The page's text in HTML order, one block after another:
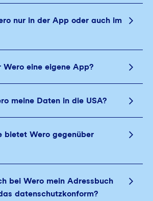
nur in der App oder auch im
Wero eine eigene App?
meine Daten in die USA?
bietet Wero gegenüber
bei Wero mein Adressbuch
datenschutzkonform?